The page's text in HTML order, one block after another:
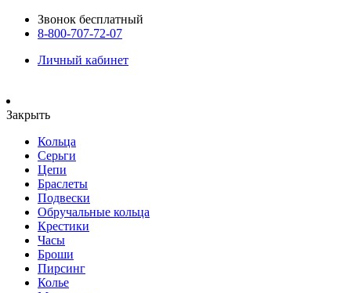
Звонок бесплатный
8-800-707-72-07
Личный кабинет
Закрыть
Кольца
Серьги
Цепи
Браслеты
Подвески
Обручальные кольца
Крестики
Часы
Броши
Пирсинг
Колье